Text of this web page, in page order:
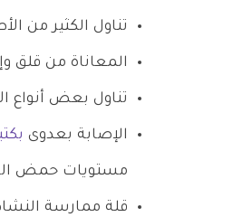
تناول الكثير من
المعاناة من قلق
تناول بعض أنواع
الإصابة بعدوى
مستويات حمض
قلة ممارسة